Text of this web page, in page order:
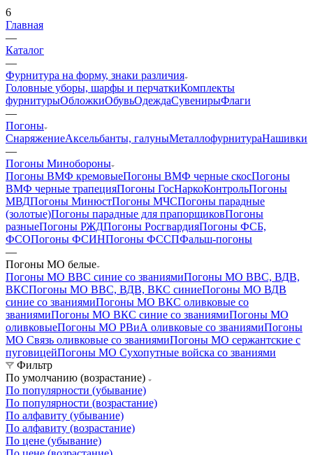
6
Главная
—
Каталог
—
Фурнитура на форму, знаки различия
Головные уборы, шарфы и перчаткиКомплекты
фурнитурыОбложкиОбувьОдеждаСувенирыФлаги
—
Погоны
СнаряжениеАксельбанты, галуныМеталлофурнитураНашивки
—
Погоны Минобороны
Погоны ВМФ кремовыеПогоны ВМФ черные скосПогоны
ВМФ черные трапецияПогоны ГосНаркоКонтрольПогоны
МВДПогоны МинюстПогоны МЧСПогоны парадные
(золотые)Погоны парадные для прапорщиковПогоны
разныеПогоны РЖДПогоны РосгвардияПогоны ФСБ,
ФСОПогоны ФСИНПогоны ФССПФальш-погоны
—
Погоны МО белые
Погоны МО ВВС синие со званиямиПогоны МО ВВС, ВДВ,
ВКСПогоны МО ВВС, ВДВ, ВКС синиеПогоны МО ВДВ
синие со званиямиПогоны МО ВКС оливковые со
званиямиПогоны МО ВКС синие со званиямиПогоны МО
оливковыеПогоны МО РВиА оливковые со званиямиПогоны
МО Связь оливковые со званиямиПогоны МО сержантские с
пуговицейПогоны МО Сухопутные войска со званиями
Фильтр
По умолчанию (возрастание)
По популярности (убывание)
По популярности (возрастание)
По алфавиту (убывание)
По алфавиту (возрастание)
По цене (убывание)